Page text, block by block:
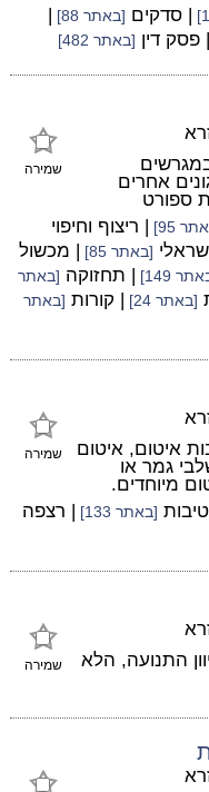
| סדקים [באתר 88]
|
| פסק דין [באתר 482]
שמירה
אחרים
ספורט
95] | ריצוף וחיפוי
[באתר 85] | מכשול
149] | תחזוקה [באתר
[באתר 24] | קורות [באתר
שמירה
איטום, איטום
גמר או
מיוחדים.
[באתר 133] | רצפה
שמירה
התנועה, הלא